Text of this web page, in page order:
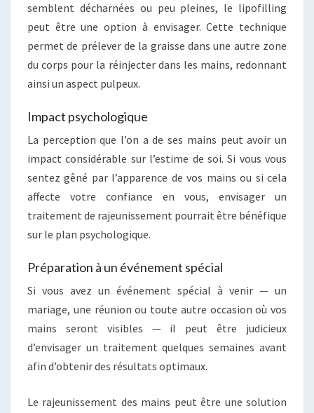
semblent décharnées ou peu pleines, le lipofilling
peut être une option à envisager. Cette technique
permet de prélever de la graisse dans une autre zone
du corps pour la réinjecter dans les mains, redonnant
ainsi un aspect pulpeux.
Impact psychologique
La perception que l’on a de ses mains peut avoir un
impact considérable sur l’estime de soi. Si vous vous
sentez gêné par l’apparence de vos mains ou si cela
affecte votre confiance en vous, envisager un
traitement de rajeunissement pourrait être bénéfique
sur le plan psychologique.
Préparation à un événement spécial
Si vous avez un événement spécial à venir — un
mariage, une réunion ou toute autre occasion où vos
mains seront visibles — il peut être judicieux
d’envisager un traitement quelques semaines avant
afin d’obtenir des résultats optimaux.
Le rajeunissement des mains peut être une solution